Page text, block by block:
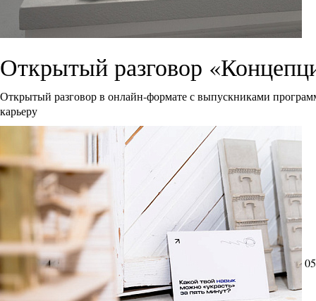
Открытый разговор
Открытый разговор в онлайн-формате с выпускниками
карьеру